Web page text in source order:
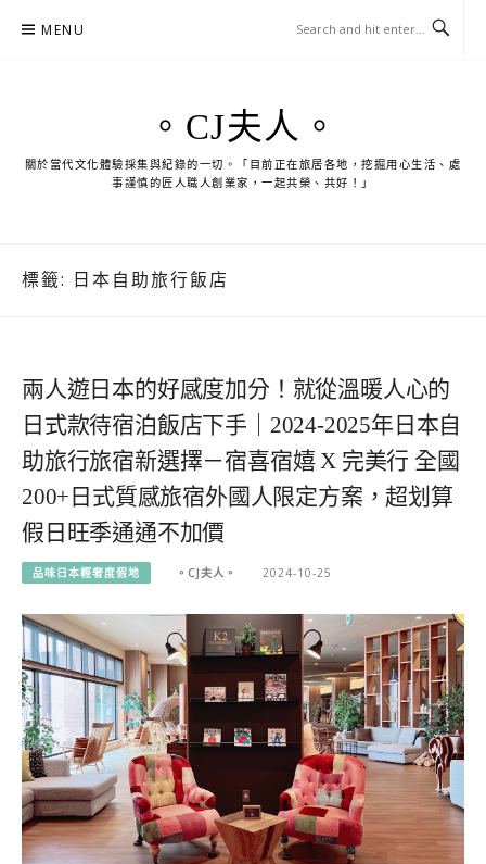
MENU
。CJ夫人。
關於當代文化體驗採集與紀錄的一切。「目前正在旅居各地，挖掘用心生活、處
事謹慎的匠人職人創業家，一起共榮、共好！」
標籤: 日本自助旅行飯店
兩人遊日本的好感度加分！就從溫暖人心的
日式款待宿泊飯店下手｜2024-2025年日本自
助旅行旅宿新選擇－宿喜宿嬉 X 完美行 全國
200+日式質感旅宿外國人限定方案，超划算
假日旺季通通不加價
品味日本輕奢度假地 。CJ夫人。 2024-10-25